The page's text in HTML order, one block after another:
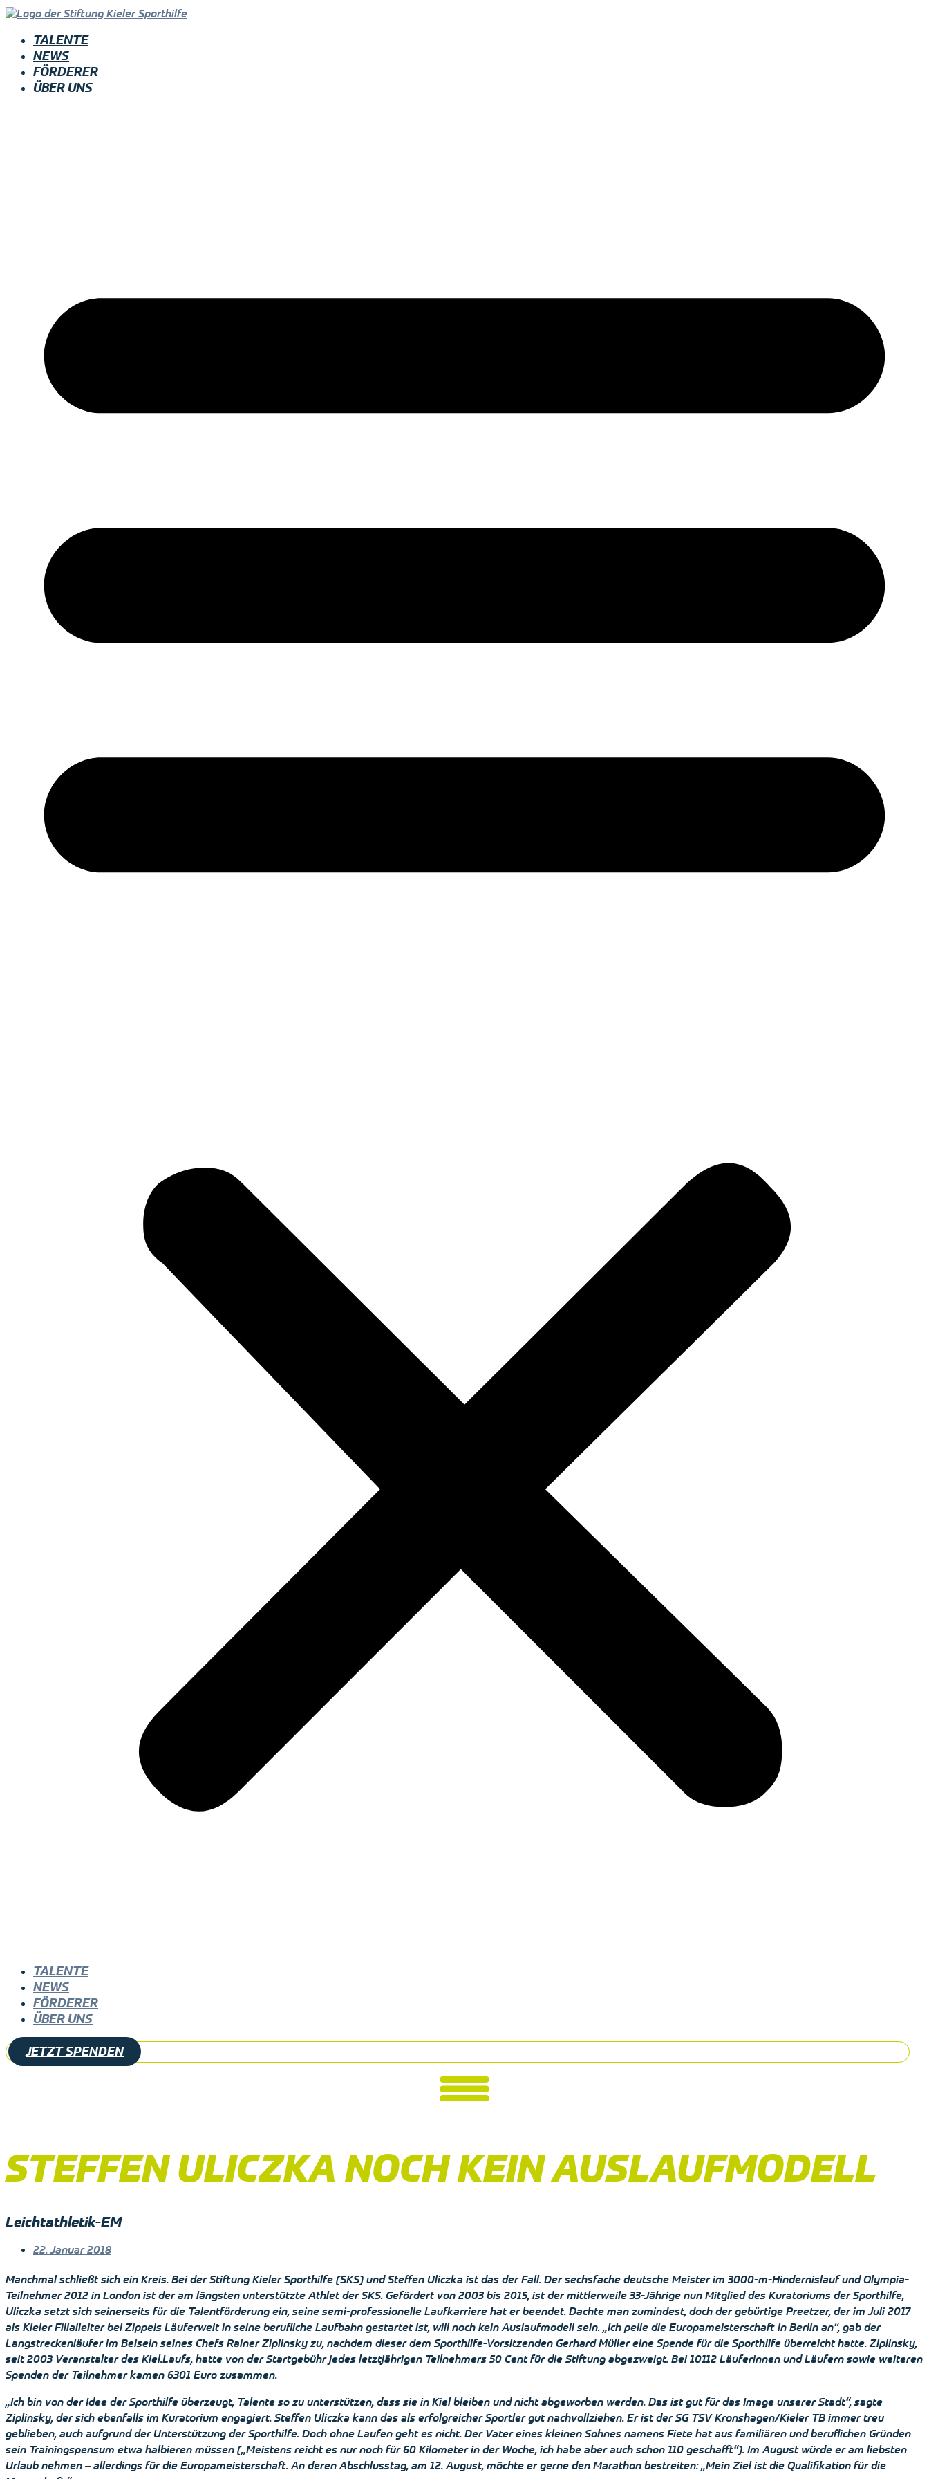
TALENTE
NEWS
FÖRDERER
ÜBER UNS
TALENTE
NEWS
FÖRDERER
ÜBER UNS
JETZT SPENDEN
STEFFEN ULICZKA NOCH KEIN AUSLAUFMODELL
Leichtathletik-EM
22. Januar 2018
Manchmal schließt sich ein Kreis. Bei der Stiftung Kieler Sporthilfe (SKS) und Steffen Uliczka ist das der Fall. Der sechsfache deutsche Meister im 3000-m-Hindernislauf und Olympia-
Teilnehmer 2012 in London ist der am längsten unterstützte Athlet der SKS. Gefördert von 2003 bis 2015, ist der mittlerweile 33-Jährige nun Mitglied des Kuratoriums der Sporthilfe,
Uliczka setzt sich seinerseits für die Talentförderung ein, seine semi-professionelle Laufkarriere hat er beendet. Dachte man zumindest, doch der gebürtige Preetzer, der im Juli 2017
als Kieler Filialleiter bei Zippels Läuferwelt in seine berufliche Laufbahn gestartet ist, will noch kein Auslaufmodell sein. „Ich peile die Europameisterschaft in Berlin an“, gab der
Langstreckenläufer im Beisein seines Chefs Rainer Ziplinsky zu, nachdem dieser dem Sporthilfe-Vorsitzenden Gerhard Müller eine Spende für die Sporthilfe überreicht hatte. Ziplinsky,
seit 2003 Veranstalter des Kiel.Laufs, hatte von der Startgebühr jedes letztjährigen Teilnehmers 50 Cent für die Stiftung abgezweigt. Bei 10112 Läuferinnen und Läufern sowie weiteren
Spenden der Teilnehmer kamen 6301 Euro zusammen.
„Ich bin von der Idee der Sporthilfe überzeugt, Talente so zu unterstützen, dass sie in Kiel bleiben und nicht abgeworben werden. Das ist gut für das Image unserer Stadt“, sagte
Ziplinsky, der sich ebenfalls im Kuratorium engagiert. Steffen Uliczka kann das als erfolgreicher Sportler gut nachvollziehen. Er ist der SG TSV Kronshagen/Kieler TB immer treu
geblieben, auch aufgrund der Unterstützung der Sporthilfe. Doch ohne Laufen geht es nicht. Der Vater eines kleinen Sohnes namens Fiete hat aus familiären und beruflichen Gründen
sein Trainingspensum etwa halbieren müssen („Meistens reicht es nur noch für 60 Kilometer in der Woche, ich habe aber auch schon 110 geschafft“). Im August würde er am liebsten
Urlaub nehmen – allerdings für die Europameisterschaft. An deren Abschlusstag, am 12. August, möchte er gerne den Marathon bestreiten: „Mein Ziel ist die Qualifikation für die